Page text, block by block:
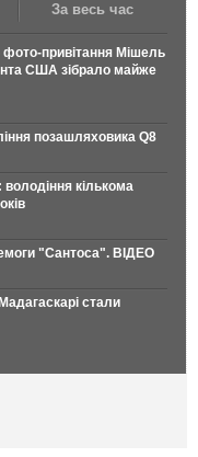
За весь час
фото-привітання Мішель
США зібрало майже
позашляховика Q8
кількома
"Сантоса". ВІДЕО
стали